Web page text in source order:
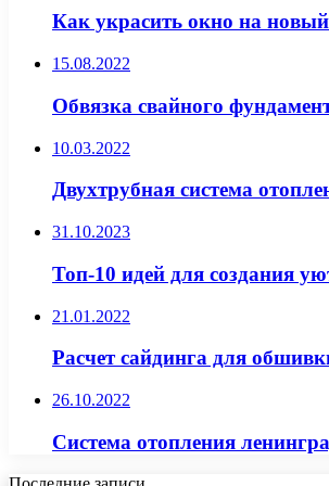
Как украсить окно на
15.08.2022
Обвязка свайного
10.03.2022
Двухтрубная система
31.10.2023
Топ-10 идей для создания
21.01.2022
Расчет сайдинга для
26.10.2022
Система отопления